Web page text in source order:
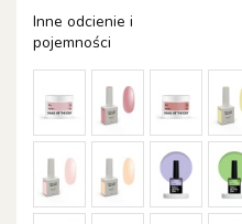
Inne odcienie i
pojemności